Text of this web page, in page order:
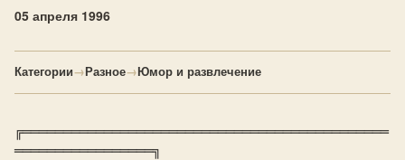
05 апреля 1996
Категории→Разное→Юмор и развлечение
╔═════════════════════════════════════════════
═════════════════╗